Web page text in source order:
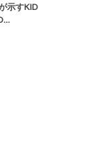
示すKID